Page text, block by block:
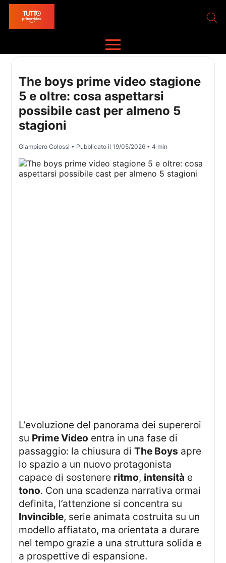
The boys prime video stagione
5 e oltre: cosa aspettarsi
possibile cast per almeno 5
stagioni
Giampiero Colossi • Pubblicato il19/05/2026 • 4 min
L’evoluzione del panorama dei supereroi
su Prime Video entra in una fase di
passaggio: la chiusura diThe Boys apre
lo spazio a un nuovo protagonista
capace di sostenere ritmo, intensità e
tono. Con una scadenza narrativa ormai
definita, l’attenzione si concentra su
Invincible, serie animata costruita su un
modello affiatato, ma orientata a durare
nel tempo grazie a una struttura solida e
a prospettive di espansione.